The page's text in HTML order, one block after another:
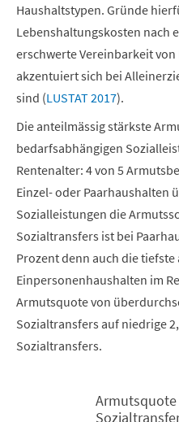
Haushaltstypen. Gründe
Lebenshaltungskosten nach
erschwerte Vereinbarkeit
akzentuiert sich bei
sind (LUSTAT 2017).
Die anteilmässig stärkste
bedarfsabhängigen
Rentenalter: 4 von 5
Einzel- oder Paarhaushalten
Sozialleistungen die
Sozialtransfers ist bei
Prozent denn auch die
Einpersonenhaushalten im
Armutsquote von
Sozialtransfers auf niedrige
Sozialtransfers.